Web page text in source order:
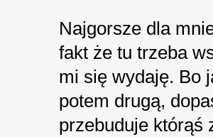
Najgorsze dla
fakt że tu trzeba
mi się wydaję. Bo
potem drugą,
przebuduje którąś